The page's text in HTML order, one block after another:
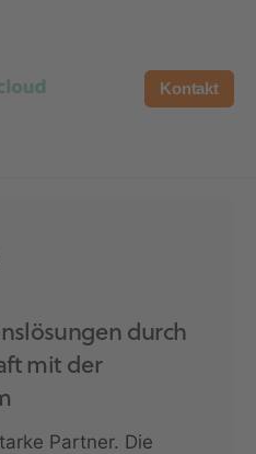
Kontakt
durch
mit der
Partner. Die